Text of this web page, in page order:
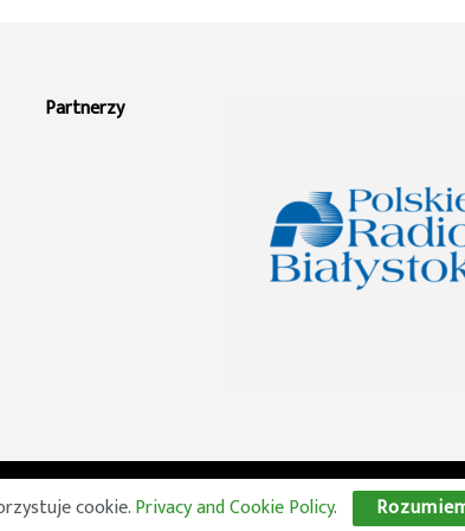
Partnerzy
prawa zastrzeżone. Radio Lublin S.A. w likwidacji
cookie.Privacy and Cookie Policy.